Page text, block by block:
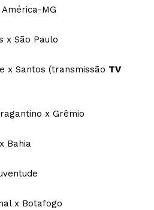
MG
x São Paulo
x Santos (transmissão TV
x Grêmio
Bahia
x Botafogo